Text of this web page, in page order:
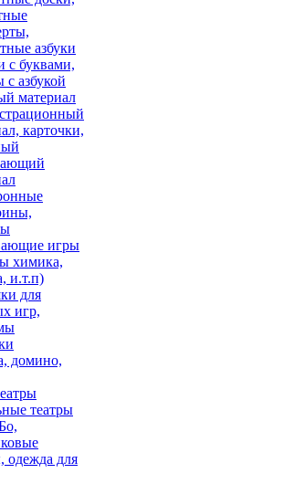
азбуки
с буквами,
с азбукой
материал
карточки,
игры
химика,
и.т.п)
для
игр,
домино,
театры
одежда для